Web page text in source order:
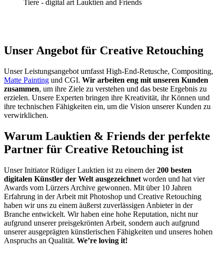
Unser Angebot für Creative Retouching
Unser Leistungsangebot umfasst High-End-Retusche, Compositing,
Matte Painting und CGI. Wir arbeiten eng mit unseren Kunden
zusammen, um ihre Ziele zu verstehen und das beste Ergebnis zu
erzielen. Unsere Experten bringen ihre Kreativität, ihr Können und
ihre technischen Fähigkeiten ein, um die Vision unserer Kunden zu
verwirklichen.
Warum Lauktien & Friends der perfekte
Partner für Creative Retouching ist
Unser Initiator Rüdiger Lauktien ist zu einem der200 besten
digitalen Künstler der Welt ausgezeichnet worden und hat vier
Awards vom Lürzers Archive gewonnen. Mit über 10 Jahren
Erfahrung in der Arbeit mit Photoshop und Creative Retouching
haben wir uns zu einem äußerst zuverlässigen Anbieter in der
Branche entwickelt. Wir haben eine hohe Reputation, nicht nur
aufgrund unserer preisgekrönten Arbeit, sondern auch aufgrund
unserer ausgeprägten künstlerischen Fähigkeiten und unseres hohen
Anspruchs an Qualität. We’re loving it!